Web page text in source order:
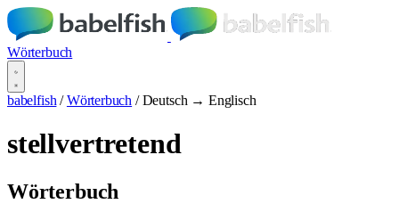
Wörterbuch
babelfish / Wörterbuch / Deutsch → Englisch
stellvertretend
Wörterbuch